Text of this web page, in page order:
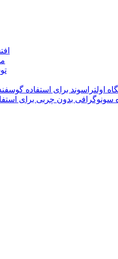
اولتراسوند برای استفاده
سونوگرافی بدون چربی برای